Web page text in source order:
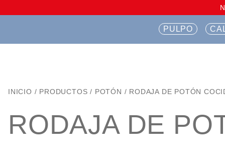
PULPO
INICIO / PRODUCTOS / POTÓN / RODAJA DE POTÓN
RODAJA DE